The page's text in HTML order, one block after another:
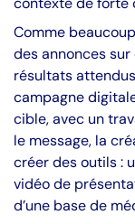
Comme
des annonces
résultats
campagne
cible, avec un
le message, la
créer des outils :
vidéo de
d’une base de